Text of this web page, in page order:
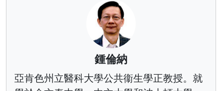
鍾倫納
亞肯色州立醫科大學公共衞生學正教授。就